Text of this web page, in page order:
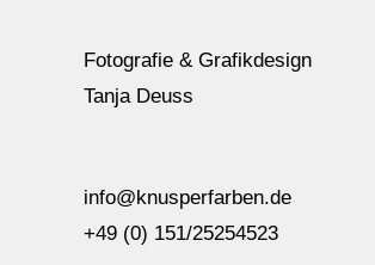
Fotografie & Grafikdesign
Tanja Deuss
info@knusperfarben.de
+49 (0) 151/25254523